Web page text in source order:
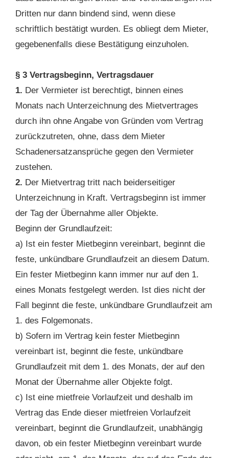
Dritten nur dann bindend sind, wenn diese
schriftlich bestätigt wurden. Es obliegt dem Mieter,
gegebenenfalls diese Bestätigung einzuholen.
§ 3 Vertragsbeginn, Vertragsdauer
1. Der Vermieter ist berechtigt, binnen eines
Monats nach Unterzeichnung des Mietvertrages
durch ihn ohne Angabe von Gründen vom Vertrag
zurückzutreten, ohne, dass dem Mieter
Schadenersatzansprüche gegen den Vermieter
zustehen.
2. Der Mietvertrag tritt nach beiderseitiger
Unterzeichnung in Kraft. Vertragsbeginn ist immer
der Tag der Übernahme aller Objekte.
Beginn der Grundlaufzeit:
a) Ist ein fester Mietbeginn vereinbart, beginnt die
feste, unkündbare Grundlaufzeit an diesem Datum.
Ein fester Mietbeginn kann immer nur auf den 1.
eines Monats festgelegt werden. Ist dies nicht der
Fall beginnt die feste, unkündbare Grundlaufzeit am
1. des Folgemonats.
b) Sofern im Vertrag kein fester Mietbeginn
vereinbart ist, beginnt die feste, unkündbare
Grundlaufzeit mit dem 1. des Monats, der auf den
Monat der Übernahme aller Objekte folgt.
c) Ist eine mietfreie Vorlaufzeit und deshalb im
Vertrag das Ende dieser mietfreien Vorlaufzeit
vereinbart, beginnt die Grundlaufzeit, unabhängig
davon, ob ein fester Mietbeginn vereinbart wurde